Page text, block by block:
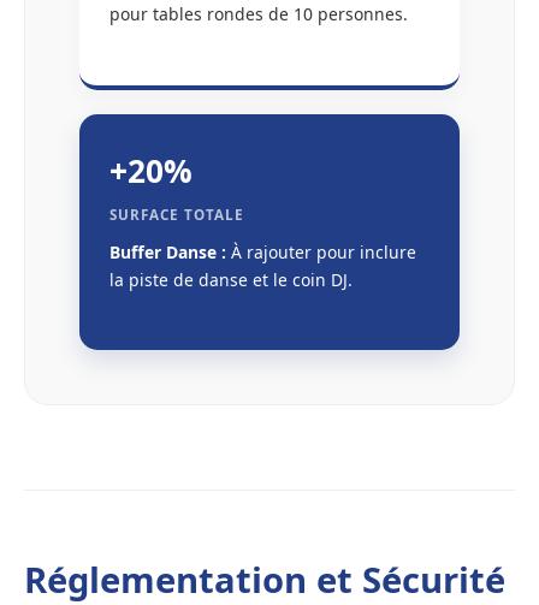
pour tables rondes de 10 personnes.
+20%
SURFACE TOTALE
Buffer Danse : À rajouter pour inclure
la piste de danse et le coin DJ.
Réglementation et Sécurité